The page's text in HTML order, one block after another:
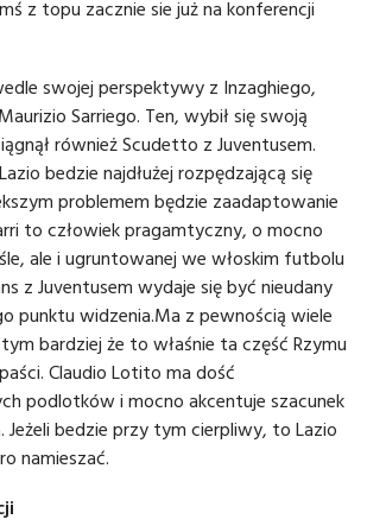
z topu zacznie sie już na konferencji
swojej perspektywy z Inzaghiego,
Sarriego. Ten, wybił się swoją
również Scudetto z Juventusem.
bedzie najdłużej rozpędzającą się
problemem będzie zaadaptowanie
to człowiek pragamtyczny, o mocno
ale i ugruntowanej we włoskim futbolu
z Juventusem wydaje się być nieudany
punktu widzenia.Ma z pewnością wiele
bardziej że to właśnie ta część Rzymu
Claudio Lotito ma dość
podlotków i mocno akcentuje szacunek
Jeżeli bedzie przy tym cierpliwy, to Lazio
namieszać.